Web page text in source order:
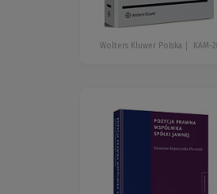
Wolters Kluwer Polska KAM-